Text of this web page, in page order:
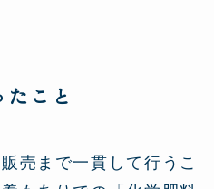
こと
売まで一貫して行うこ